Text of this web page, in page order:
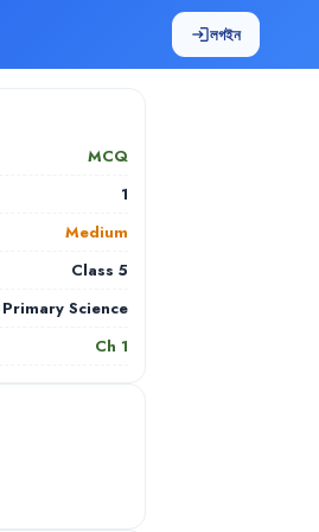
loginলগইন
MCQ
1
Medium
Class 5
Primary Science
Ch 1